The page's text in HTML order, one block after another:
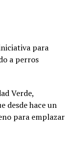
para
a perros
Verde,
desde hace un
para emplazar